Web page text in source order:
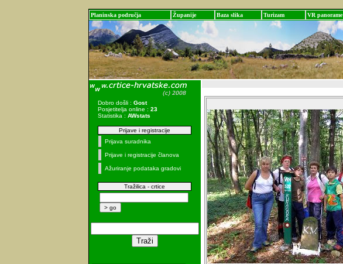
Planinska područja Županije Baza slika Turizam VR panorame
Dobro došli : Gost
Posjetitelja online : 23
Statistika : AWstats
Prijave i registracije
Prijava suradnika
Prijave i registracije članova
Ažuriranje podataka gradovi
Tražilica - crtice